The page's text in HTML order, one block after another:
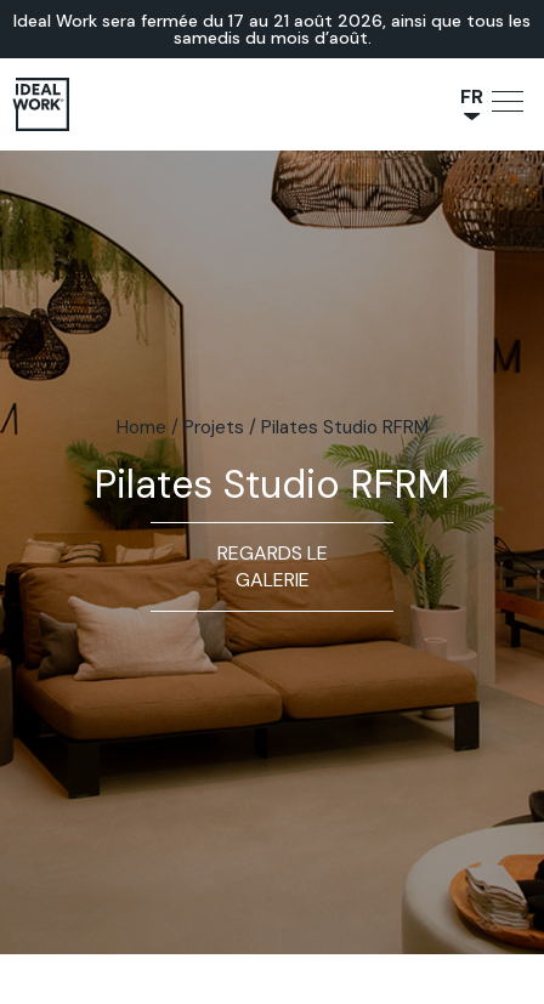
Ideal Work sera fermée du 17 au 21 août 2026, ainsi que tous les
samedis du mois d’août.
FR
JA
IT
ES
Home /Projets / Pilates Studio RFRM
Pilates Studio RFRM
REGARDS LE
GALERIE